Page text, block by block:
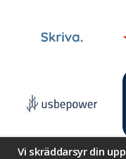
Vi skräddarsyr din